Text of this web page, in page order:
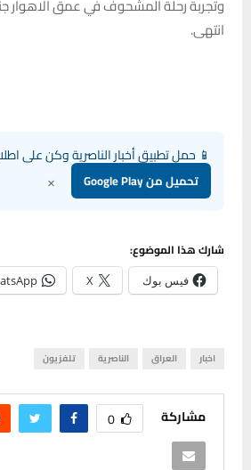
وتجربة رحلة المشحوف في عمق الاهوار
انتهى.
📱 حمل تطبيق أخبار الناصرية وكن على
تحميل من Google Play ×
شارك هذا الموضوع:
فيس بوك X
اخبار العراق الناصرية تلفزيون
مشاركة 0